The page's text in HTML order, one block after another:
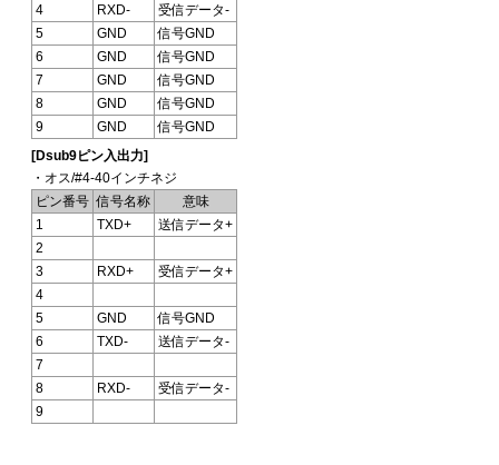
4
RXD-
受信データ-
5
GND
信号GND
6
GND
信号GND
7
GND
信号GND
8
GND
信号GND
9
GND
信号GND
[Dsub9ピン入出力]
・オス/#4-40インチネジ
ピン番号 信号名称
意味
1
TXD+
送信データ+
2
3
RXD+
受信データ+
4
5
GND
信号GND
6
TXD-
送信データ-
7
8
RXD-
受信データ-
9